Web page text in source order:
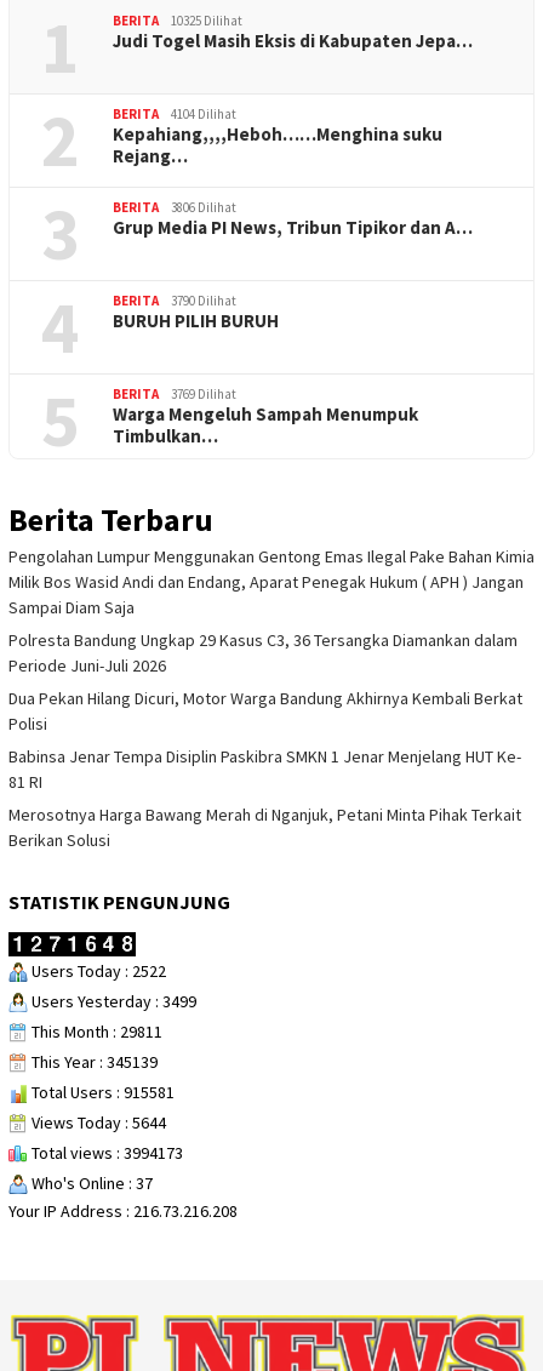
1 BERITA 10325 Dilihat
Judi Togel Masih Eksis di Kabupaten Jepa…
2 BERITA 4104 Dilihat
Kepahiang,,,,Heboh……Menghina suku
Rejang…
3 BERITA 3806 Dilihat
Grup Media PI News, Tribun Tipikor dan A…
4 BERITA 3790 Dilihat
BURUH PILIH BURUH
5 BERITA 3769 Dilihat
Warga Mengeluh Sampah Menumpuk
Timbulkan…
Berita Terbaru
Pengolahan Lumpur Menggunakan Gentong Emas Ilegal Pake Bahan Kimia
Milik Bos Wasid Andi dan Endang, Aparat Penegak Hukum ( APH ) Jangan
Sampai Diam Saja
Polresta Bandung Ungkap 29 Kasus C3, 36 Tersangka Diamankan dalam
Periode Juni-Juli 2026
Dua Pekan Hilang Dicuri, Motor Warga Bandung Akhirnya Kembali Berkat
Polisi
Babinsa Jenar Tempa Disiplin Paskibra SMKN 1 Jenar Menjelang HUT Ke-
81 RI
Merosotnya Harga Bawang Merah di Nganjuk, Petani Minta Pihak Terkait
Berikan Solusi
STATISTIK PENGUNJUNG
Users Today : 2522
Users Yesterday : 3499
This Month : 29811
This Year : 345139
Total Users : 915581
Views Today : 5644
Total views : 3994173
Who's Online : 37
Your IP Address : 216.73.216.208